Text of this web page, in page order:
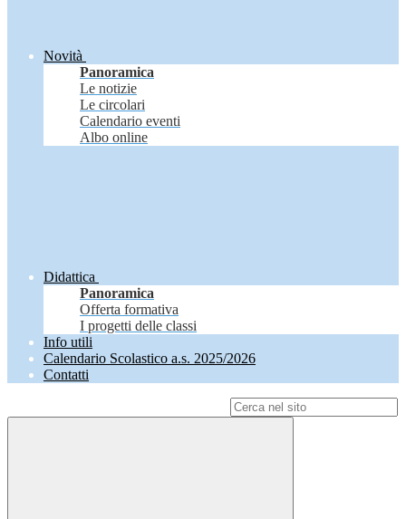
Novità
Panoramica
Le notizie
Le circolari
Calendario eventi
Albo online
Didattica
Panoramica
Offerta formativa
I progetti delle classi
Info utili
Calendario Scolastico a.s. 2025/2026
Contatti